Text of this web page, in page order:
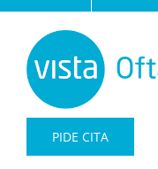
PIDE CITA